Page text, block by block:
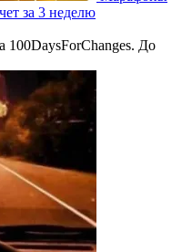
за 3 неделю
100DaysForChanges. До